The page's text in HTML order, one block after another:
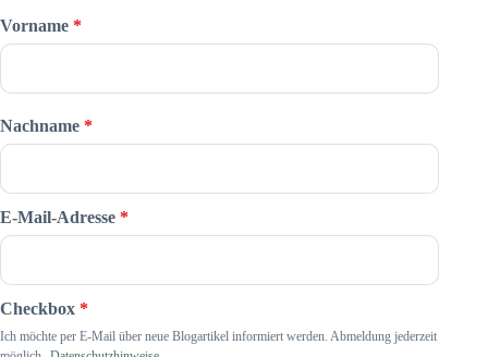
Vorname *
Nachname *
E-Mail-Adresse *
Checkbox *
Ich möchte per E-Mail über neue Blogartikel informiert werden. Abmeldung jederzeit